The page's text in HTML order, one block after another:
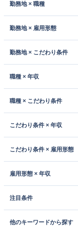
勤務地 × 職種
勤務地 × 雇用形態
勤務地 × こだわり条件
職種 × 年収
職種 × こだわり条件
こだわり条件 × 年収
こだわり条件 × 雇用形態
雇用形態 × 年収
注目条件
他のキーワードから探す